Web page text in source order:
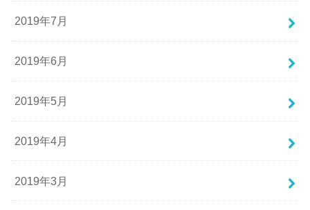
2019年7月
2019年6月
2019年5月
2019年4月
2019年3月